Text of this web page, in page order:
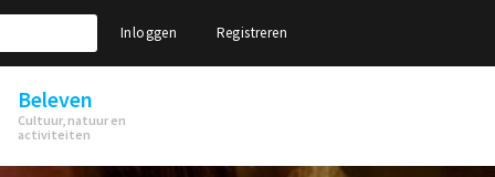
Inloggen Registreren
Beleven
Cultuur, natuur en
activiteiten